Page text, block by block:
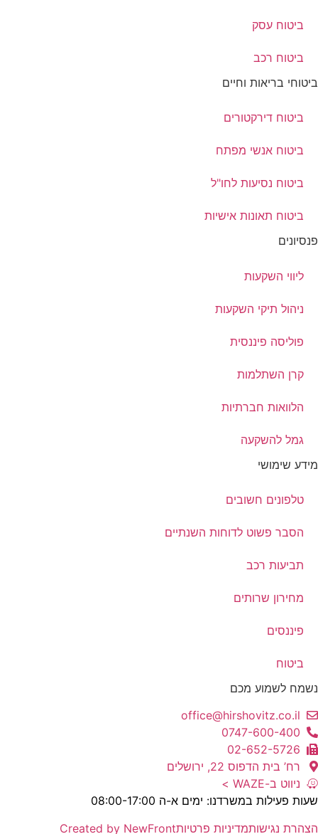
ביטוח עסק
ביטוח רכב
ביטוחי בריאות וחיים
ביטוח דירקטורים
ביטוח אנשי מפתח
ביטוח נסיעות לחו"ל
ביטוח תאונות אישיות
פנסיונים
ליווי השקעות
ניהול תיקי השקעות
פוליסה פיננסית
קרן השתלמות
הלוואות חברתיות
גמל להשקעה
מידע שימושי
טלפונים חשובים
הסבר פשוט לדוחות השנתיים
תביעות רכב
מחירון שרותים
פיננסים
ביטוח
נשמח לשמוע מכם
office@hirshovitz.co.il
0747-600-400
02-652-5726
רח’ בית הדפוס 22, ירושלים
ניווט ב-WAZE >
שעות פעילות במשרדנו: ימים א-ה 08:00-17:00
הצהרת נגישותמדיניות פרטיותCreated by NewFront